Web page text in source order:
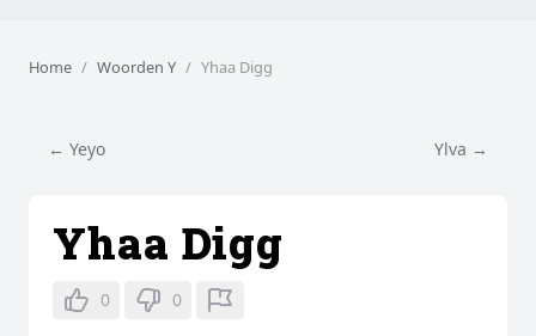
Home Woorden Y Yhaa Digg
← Yeyo Ylva →
Yhaa Digg
0 0